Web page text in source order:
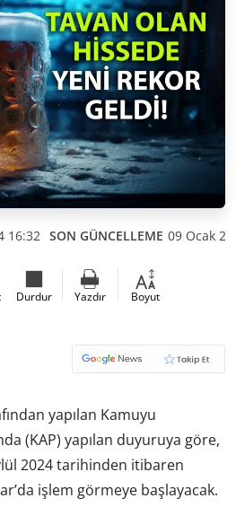
16:32 SON GÜNCELLEME 09 Ocak
Durdur Yazdır Boyut
yapılan Kamuyu
(KAP) yapılan duyuruya göre,
2024 tarihinden itibaren
işlem görmeye başlayacak.